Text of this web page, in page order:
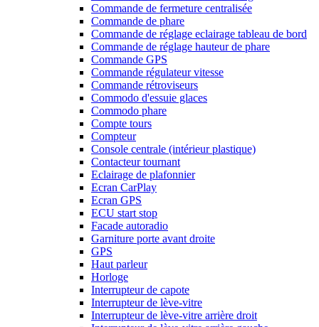
Commande de fermeture centralisée
Commande de phare
Commande de réglage eclairage tableau de bord
Commande de réglage hauteur de phare
Commande GPS
Commande régulateur vitesse
Commande rétroviseurs
Commodo d'essuie glaces
Commodo phare
Compte tours
Compteur
Console centrale (intérieur plastique)
Contacteur tournant
Eclairage de plafonnier
Ecran CarPlay
Ecran GPS
ECU start stop
Facade autoradio
Garniture porte avant droite
GPS
Haut parleur
Horloge
Interrupteur de capote
Interrupteur de lève-vitre
Interrupteur de lève-vitre arrière droit